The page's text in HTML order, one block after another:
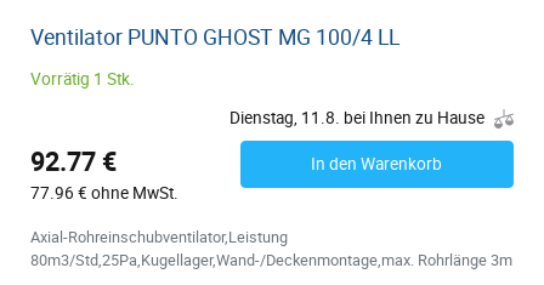
Ventilator PUNTO GHOST MG 100/4 LL
Vorrätig 1 Stk.
Dienstag, 11.8. bei Ihnen zu Hause
92.77 €
77.96 € ohne MwSt.
In den Warenkorb
Axial-Rohreinschubventilator,Leistung
80m3/Std,25Pa,Kugellager,Wand-/Deckenmontage,max. Rohrlänge 3m